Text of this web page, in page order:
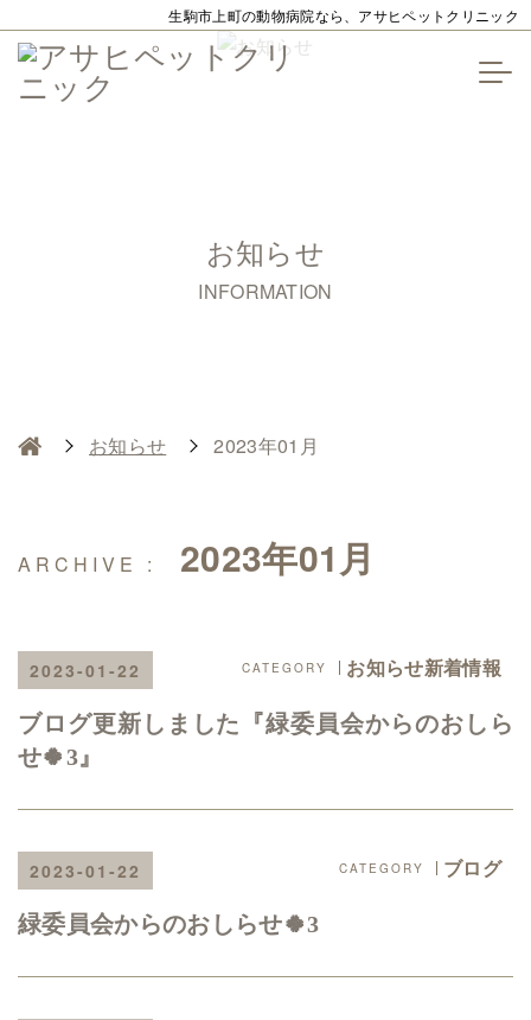
生駒市上町の動物病院なら、アサヒペットクリニック
お知らせ
INFORMATION
お知らせ 2023年01月
2023年01月
お知らせ新着情報
2023-01-22
ブログ更新しました『緑委員会からのおしら
せ🍀3』
ブログ
2023-01-22
緑委員会からのおしらせ🍀3